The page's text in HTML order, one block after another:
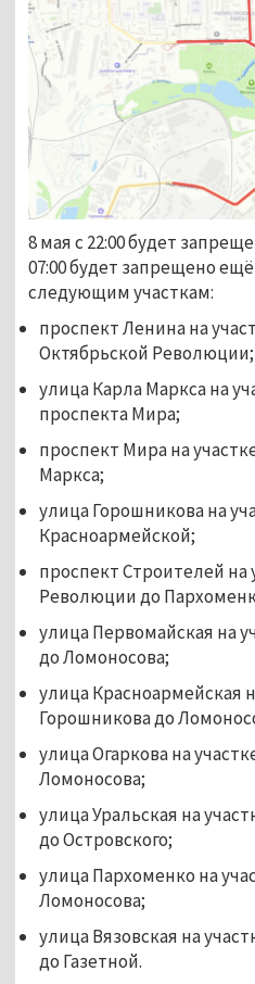
8 мая с 22:00 будет
07:00 будет запрещено
следующим участкам:
проспект Ленина на
Октябрьской Революции;
улица Карла Маркса на
проспекта Мира;
проспект Мира на
Маркса;
улица Горошникова на
Красноармейской;
проспект Строителей на
Революции до
улица Первомайская на
до Ломоносова;
улица Красноармейская
Горошникова до
улица Огаркова на
Ломоносова;
улица Уральская на
до Островского;
улица Пархоменко на
Ломоносова;
улица Вязовская на
до Газетной.